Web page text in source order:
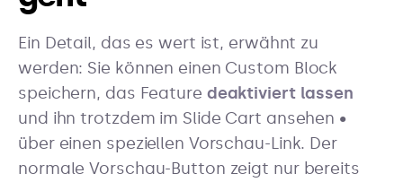
Ein Detail, das es wert ist, erwähnt zu
werden: Sie können einen Custom Block
speichern, das Feature deaktiviert lassen
und ihn trotzdem im Slide Cart ansehen •
über einen speziellen Vorschau-Link. Der
normale Vorschau-Button zeigt nur bereits